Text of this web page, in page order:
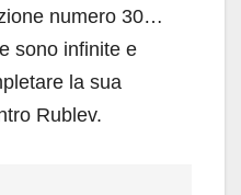
numero 30…
sono infinite e
la sua
Rublev.